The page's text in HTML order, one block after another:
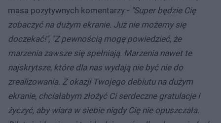
masa pozytywnych komentarzy - "Super będzie Cię
zobaczyć na dużym ekranie. Już nie możemy się
doczekać!", "Z pewnością mogę powiedzieć, że
marzenia zawsze się spełniają. Marzenia nawet te
najskrytsze, które dla nas wydają nie być nie do
zrealizowania. Z okazji Twojego debiutu na dużym
ekranie, chciałabym złożyć Ci serdeczne gratulacje i
życzyć, aby wiara w siebie nigdy Cię nie opuszczała.